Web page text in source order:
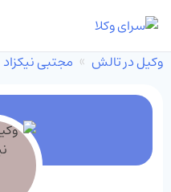
وکیل در تالش
مجتبی نیکزاد